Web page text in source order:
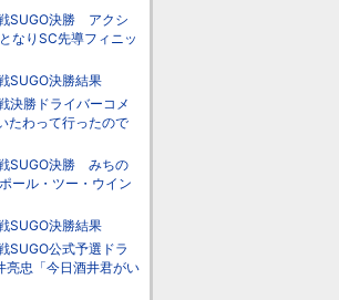
SUGO決勝 アクシ
なりSC先導フィニッ
SUGO決勝結果
決勝ドライバーコメ
わって行ったので
SUGO決勝 みちの
ール・ツー・ウイン
SUGO決勝結果
SUGO公式予選ドラ
忠「今日酒井君がい